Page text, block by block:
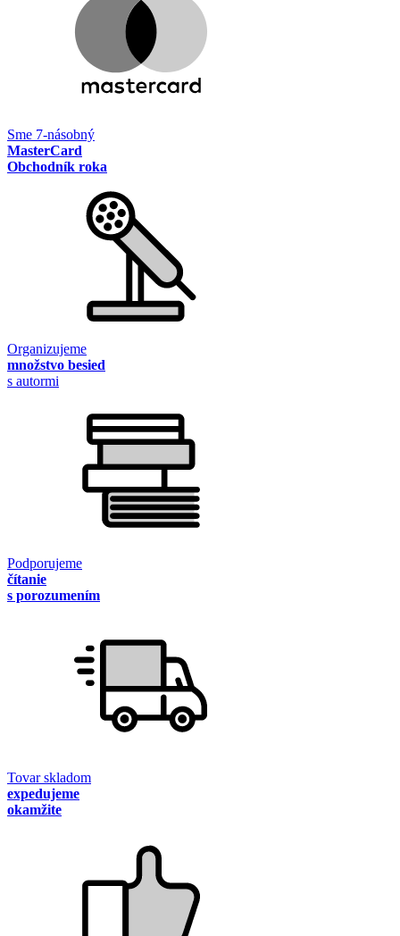
Sme 7-násobný
MasterCard
Obchodník roka
Organizujeme
množstvo besied
s autormi
Podporujeme
čítanie
s porozumením
Tovar skladom
expedujeme
okamžite